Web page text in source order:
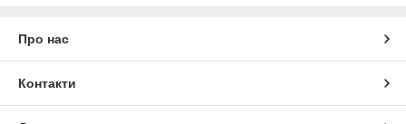
Про нас
Контакти